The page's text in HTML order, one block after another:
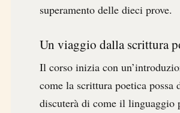
superamento delle dieci prove.
Un viaggio dalla scrittura
Il corso inizia con
come la scrittura poetica
discuterà di come il linguaggio